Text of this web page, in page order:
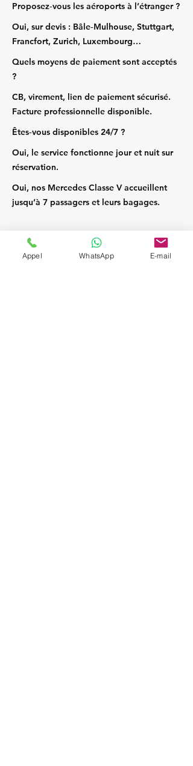
Proposez‑vous les aéroports à l’étranger ?
Oui, sur devis : Bâle‑Mulhouse, Stuttgart,
Francfort, Zurich, Luxembourg…
Quels moyens de paiement sont acceptés
?
CB, virement, lien de paiement sécurisé.
Facture professionnelle disponible.
Êtes‑vous disponibles 24/7 ?
Oui, le service fonctionne jour et nuit sur
réservation.
Oui, nos Mercedes Classe V accueillent
jusqu’à 7 passagers et leurs bagages.
Appel WhatsApp E-mail